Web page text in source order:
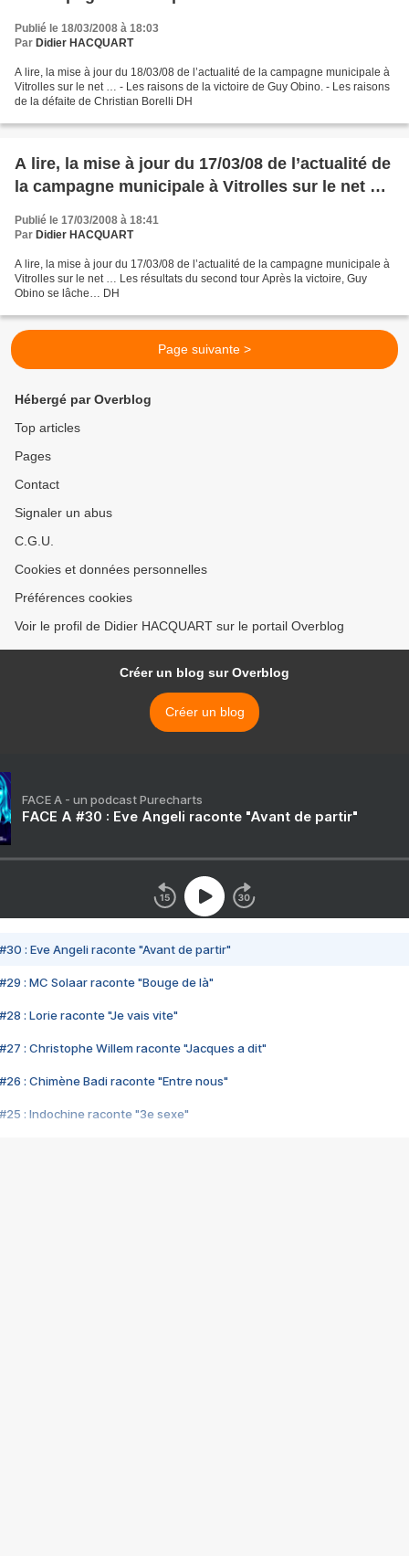
Publié le 18/03/2008 à 18:03
Par Didier HACQUART
A lire, la mise à jour du 18/03/08 de l’actualité de la campagne municipale à
Vitrolles sur le net … - Les raisons de la victoire de Guy Obino. - Les raisons
de la défaite de Christian Borelli DH
A lire, la mise à jour du 17/03/08 de l’actualité de
la campagne municipale à Vitrolles sur le net …
Publié le 17/03/2008 à 18:41
Par Didier HACQUART
A lire, la mise à jour du 17/03/08 de l’actualité de la campagne municipale à
Vitrolles sur le net … Les résultats du second tour Après la victoire, Guy
Obino se lâche… DH
Page suivante >
Hébergé par Overblog
Top articles
Pages
Contact
Signaler un abus
C.G.U.
Cookies et données personnelles
Préférences cookies
Voir le profil de Didier HACQUART sur le portail Overblog
Créer un blog sur Overblog
Créer un blog
FACE A - un podcast Purecharts
FACE A #30 : Eve Angeli raconte "Avant de partir"
#30 : Eve Angeli raconte "Avant de partir"
#29 : MC Solaar raconte "Bouge de là"
#28 : Lorie raconte "Je vais vite"
#27 : Christophe Willem raconte "Jacques a dit"
#26 : Chimène Badi raconte "Entre nous"
#25 : Indochine raconte "3e sexe"